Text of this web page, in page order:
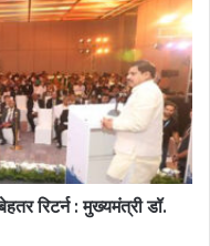
रिटर्न : मुख्यमंत्री डॉ.